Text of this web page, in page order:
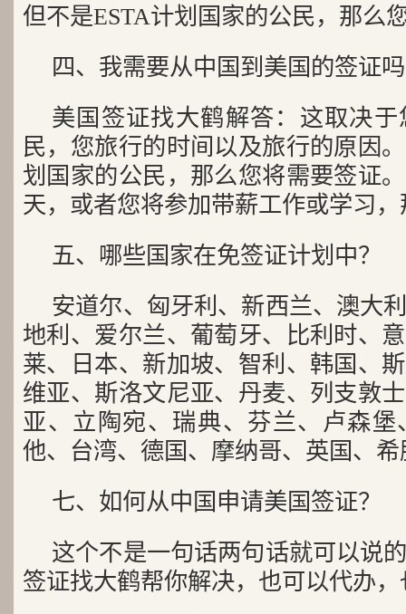
但不是ESTA计划国家的公民，那么
四、我需要从中国到美国的签证
美国签证找大鹤解答：这取决
民，您旅行的时间以及旅行的原因
划国家的公民，那么您将需要签证
天，或者您将参加带薪工作或学习
五、哪些国家在免签证计划中？
安道尔、匈牙利、新西兰、澳大
地利、爱尔兰、葡萄牙、比利时、
莱、日本、新加坡、智利、韩国、
维亚、斯洛文尼亚、丹麦、列支敦
亚、立陶宛、瑞典、芬兰、卢森
他、台湾、德国、摩纳哥、英国、
七、如何从中国申请美国签证？
这个不是一句话两句话就可以说
签证找大鹤帮你解决，也可以代办